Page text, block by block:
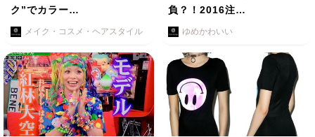
ク”でカラー…
メイク・コスメ・ヘアスタイル
負？！2016注…
ゆめかわいい